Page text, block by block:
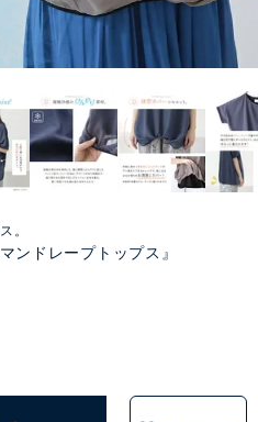
。
ンドレープトップス』